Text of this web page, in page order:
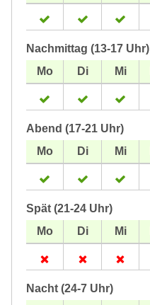
Nachmittag (13-17 Uhr)
Abend (17-21 Uhr)
Spät (21-24 Uhr)
Nacht (24-7 Uhr)